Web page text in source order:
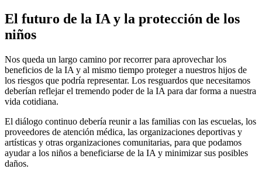
El futuro de la IA y la protección de los
niños
Nos queda un largo camino por recorrer para aprovechar los
beneficios de la IA y al mismo tiempo proteger a nuestros hijos de
los riesgos que podría representar. Los resguardos que necesitamos
deberían reflejar el tremendo poder de la IA para dar forma a nuestra
vida cotidiana.
El diálogo continuo debería reunir a las familias con las escuelas, los
proveedores de atención médica, las organizaciones deportivas y
artísticas y otras organizaciones comunitarias, para que podamos
ayudar a los niños a beneficiarse de la IA y minimizar sus posibles
daños.